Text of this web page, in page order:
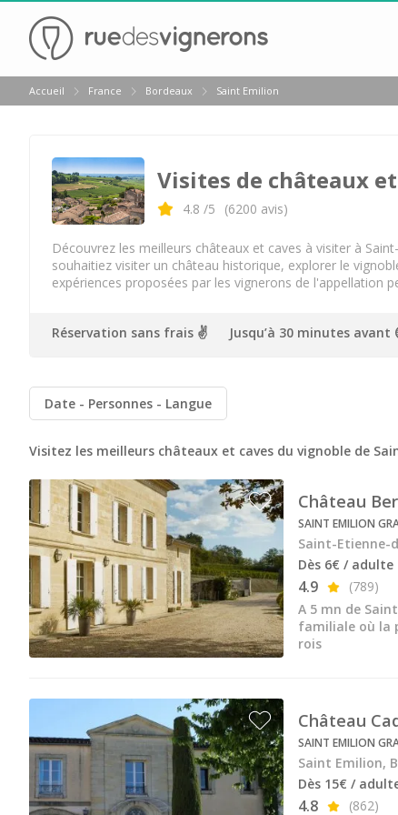
Retour
Visite chateau & dégustation vin Margaux
Visite chateau & dégustation vin Pauillac
Visite chateau & dégustation vin Pessac Léognan
Visite chateau & dégustation vin Saint Emilion
Visite chateau & dégustation vin Sauternes
Château Dauzac
Château de la Rivière
Château de Pressac
Château de Sales
Château du Taillan
Château Ferrière
Château Fombrauge
Château Guadet
Château Haut Bailly
Château Kirwan
Château Lafaurie Peyraguey
Château Lagrange
Château Latour Martillac
Accueil France Bordeaux Saint Emilion
Visites de châteaux
4.8 /5 (6200 avis)
Découvrez les meilleurs châteaux et caves à visiter à
souhaitiez visiter un château historique, explorer le
expériences proposées par les vignerons de l'appellation
Réservation sans frais ✌️ Jusqu’à 30 minutes
Date Personnes Langue
Visitez les meilleurs châteaux et caves du vignoble de
Château
SAINT EMILION
Saint-Etienne-
Dès 6€ / adulte
4.9
(789)
A 5 mn de
familiale où la
rois
Château
SAINT EMILION
Saint Emilion,
Dès 15€ /
4.8 (862)